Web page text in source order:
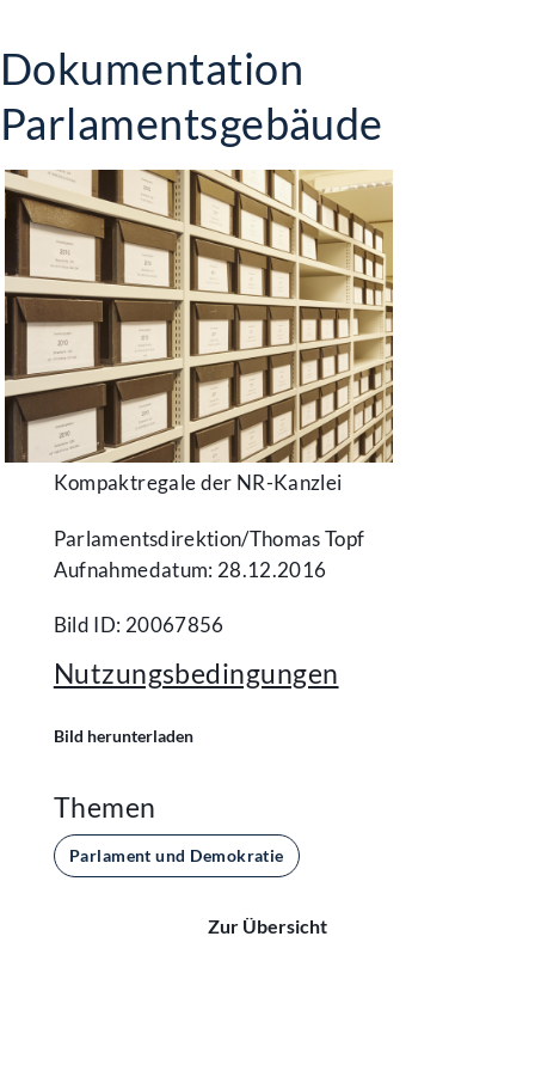
Dokumentation
Parlamentsgebäude
Kompaktregale der NR-Kanzlei
Parlamentsdirektion/​Thomas Topf
Aufnahmedatum: 28.12.2016
Bild ID: 20067856
Nutzungsbedingungen
Bild herunterladen
Themen
Parlament und Demokratie
Zur Übersicht